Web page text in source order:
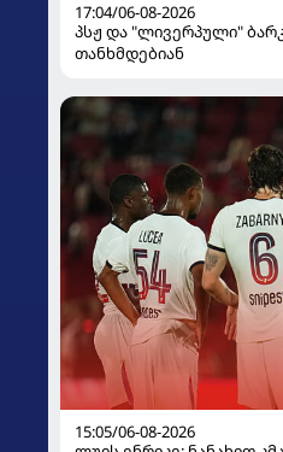
17:04/06-08-2026
პსჟ და "ლივერპული"
თანხმდებიან
15:05/06-08-2026